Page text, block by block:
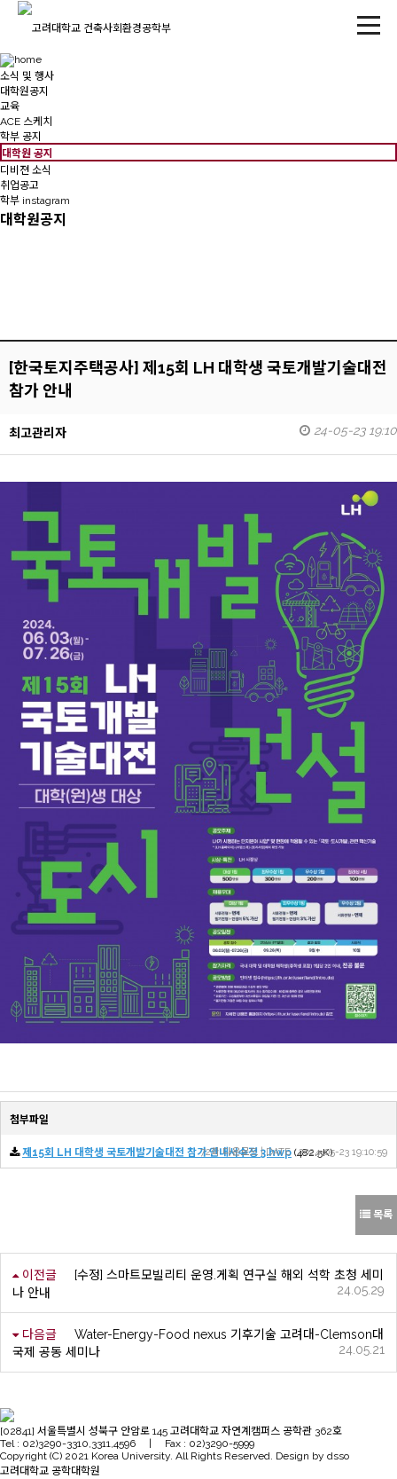
소식 및 행사
대학원공지
교육
ACE 스케치
학부 공지
대학원 공지
디비젼 소식
취업공고
학부 instagram
대학원공지
[한국토지주택공사] 제15회 LH 대학생 국토개발기술대전
참가 안내
최고관리자 24-05-23 19:10
첨부파일
제15회 LH 대학생 국토개발기술대전 참가 안내서수정 3.hwp (482.5K)
72회 다운로드 | DATE : 2024-05-23 19:10:59
목록
이전글
[수정] 스마트모빌리티 운영.게획 연구실 해외 석학 초청 세미
나 안내
24.05.29
다음글
Water-Energy-Food nexus 기후기술 고려대-Clemson대
국제 공동 세미나
24.05.21
[02841] 서울특별시 성북구 안암로 145 고려대학교 자연계캠퍼스 공학관 362호
Tel : 02)3290-3310,3311,4596 | Fax : 02)3290-5999
Copyright (C) 2021 Korea University. All Rights Reserved. Design by dsso
고려대학교 공학대학원